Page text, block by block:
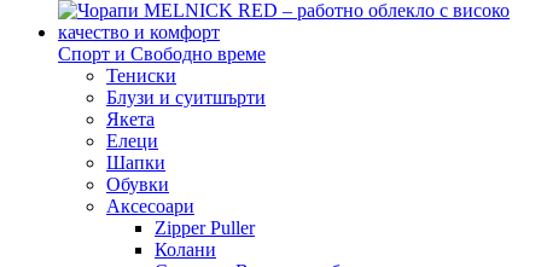
Спорт и Свободно време
Тениски
Блузи и суитшърти
Якета
Елеци
Шапки
Обувки
Аксесоари
Zipper Puller
Колани